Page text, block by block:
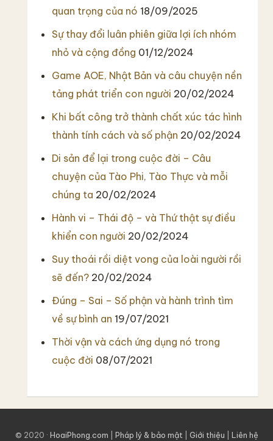
quan trọng của nó 18/09/2025
Sự thay đổi luân phiên giữa lợi ích nhóm
nhỏ và cộng đồng 01/12/2024
Game AOE, Nhật Bản và câu chuyện nền
tảng phát triển con người 20/02/2024
Khi bất công trở thành chất xúc tác hình
thành tính cách và số phận 20/02/2024
Di sản để lại trong cuộc đời – Câu
chuyện của Tào Phi, Tào Thực và mỗi
chúng ta 20/02/2024
Hành vi – Thái độ – và Thứ thật sự điều
khiển con người 20/02/2024
Suy thoái rồi diệt vong của loài người rồi
sẽ đến? 20/02/2024
Đúng – Sai – Số phận và hành trình tìm
về sự bình an 19/07/2021
Thời vận và cách ứng dụng nó trong
cuộc đời 08/07/2021
© 2020 · HoaiPhong.com Pháp lý & bảo mật| Giới thiệu Liên hệ